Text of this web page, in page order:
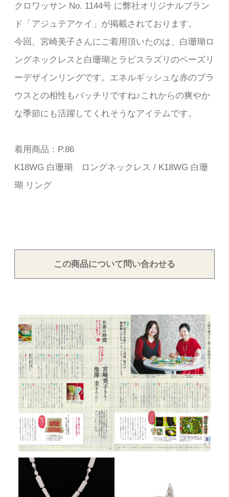
クロワッサン No. 1144号 に弊社オリジナルブラン
ド「アジュテアケイ」が掲載されております。
今回、宮崎美子さんにご着用頂いたのは、白珊瑚ロ
ングネックレスと白珊瑚とラピスラズリのペーズリ
ーデザインリングです。エネルギッシュな赤のブラ
ウスとの相性もバッチリですね♪これからの爽やか
な季節にも活躍してくれそうなアイテムです。
着用商品：P.86
K18WG 白珊瑚 ロングネックレス / K18WG 白珊
瑚 リング
この商品について問い合わせる